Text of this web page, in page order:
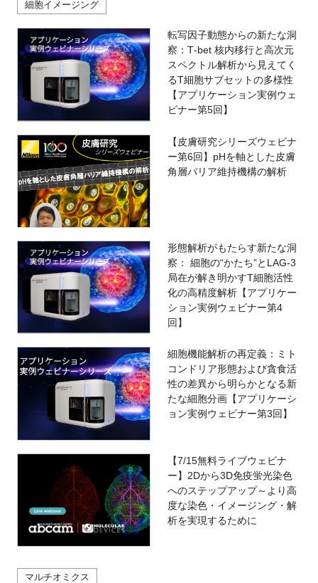
細胞イメージング
転写因子動態からの新たな洞
察：T‑bet 核内移行と高次元
スペクトル解析から見えてく
るT細胞サブセットの多様性
【アプリケーション実例ウェ
ビナー第5回】
【皮膚研究シリーズウェビナ
ー第6回】pHを軸とした皮膚
角層バリア維持機構の解析
形態解析がもたらす新たな洞
察： 細胞の“かたち”とLAG-3
局在が解き明かすT細胞活性
化の高精度解析【アプリケー
ション実例ウェビナー第4
回】
細胞機能解析の再定義：ミト
コンドリア形態および貪食活
性の差異から明らかとなる新
たな細胞分画【アプリケーシ
ョン実例ウェビナー第3回】
【7/15無料ライブウェビナ
ー】2Dから3D免疫蛍光染色
へのステップアップ～より高
度な染色・イメージング・解
析を実現するために
マルチオミクス